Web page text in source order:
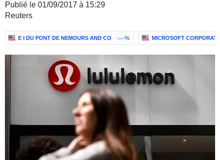
Publié le 01/09/2017 à 15:29
Reuters
E I DU PONT DE NEMOURS AND CO -.--% MICROSOFT